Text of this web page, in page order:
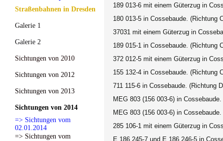
Straßenbahnen in Dresden
Galerie 1
Galerie 2
Sichtungen von 2010
Sichtungen von 2012
Sichtungen von 2013
Sichtungen von 2014
=> Sichtungen vom
02.01.2014
=> Sichtungen vom
189 013-6 mit einem Güterzug in
180 013-5 in Cossebaude. (Richtung
37031 mit einem Güterzug in
189 015-1 in Cossebaude. (Richtung
372 012-5 mit einem Güterzug in
155 132-4 in Cossebaude. (Richtung
711 115-6 in Cossebaude. (Richtung
MEG 803 (156 003-6) in
MEG 803 (156 003-6) in
285 106-1 mit einem Güterzug in
E 186 245-7 und E 186 246-5 in